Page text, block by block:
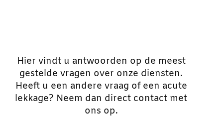
Hier vindt u antwoorden op de meest
gestelde vragen over onze diensten.
Heeft u een andere vraag of een acute
lekkage? Neem dan direct contact met
ons op.